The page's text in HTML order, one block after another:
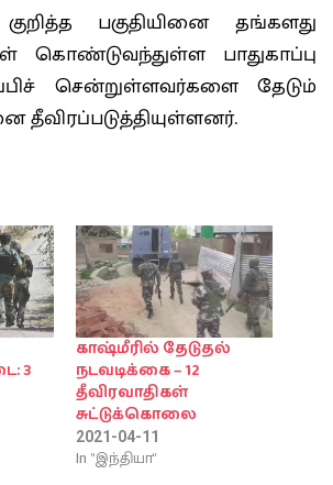
பகுதியினை தங்களது
கொண்டுவந்துள்ள பாதுகாப்பு
சென்றுள்ளவர்களை தேடும்
தீவிரப்படுத்தியுள்ளனர்.
3
காஷ்மீரில் தேடுதல்
நடவடிக்கை – 12
தீவிரவாதிகள்
சுட்டுக்கொலை
2021-04-11
In "இந்தியா"